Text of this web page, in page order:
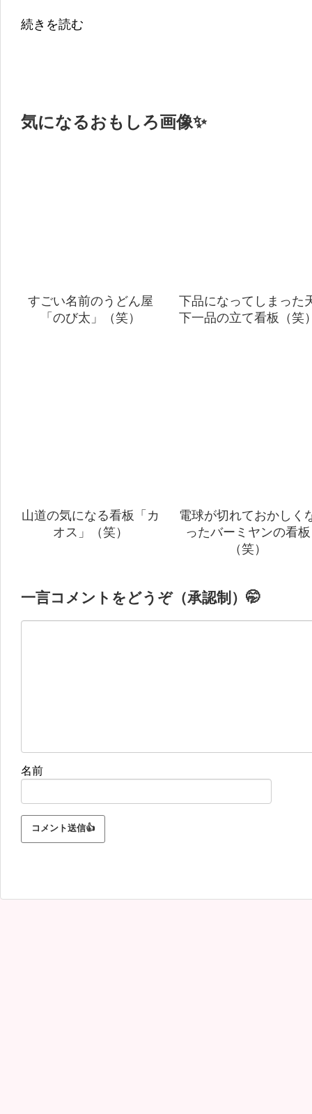
続きを読む
気になるおもしろ画像✨
すごい名前のうどん屋
「のび太」（笑）
下品になってしまった
下一品の立て看板（笑
山道の気になる看板「カ
オス」（笑）
電球が切れておかしく
ったバーミヤンの看板
（笑）
一言コメントをどうぞ（承認制）🤭
名前